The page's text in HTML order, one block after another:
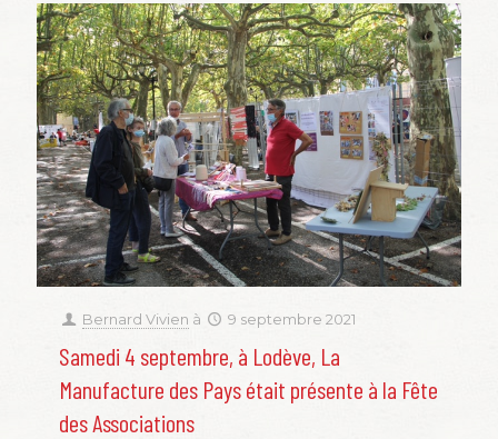
Bernard Vivien à 9 septembre 2021
Samedi 4 septembre, à Lodève, La
Manufacture des Pays était présente à la Fête
des Associations